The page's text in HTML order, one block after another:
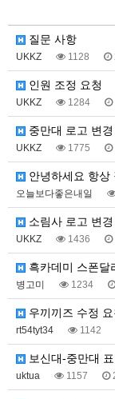
질문 사항
UKKZ 1128
인원 조정 요청
UKKZ 1284
중만대 로고 변경
UKKZ 1775
안녕하세요 항상
오늘보다좋은내일
소림사 로고 변경
UKKZ 1436
흑카데미 스폰달
병고미 1234
우끼끼즈 수정
rt54tyt34 1142
보신대-중만대
uktua 1157